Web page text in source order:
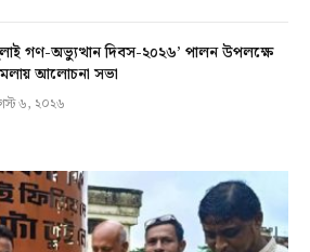
গণ-অভ্যুত্থান দিবস-২০২৬’ পালন উপলক্ষে
আলোচনা সভা
৬, ২০২৬